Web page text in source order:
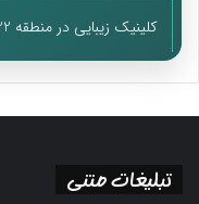
کلینیک زیبایی در منطقه 22
تبلیغات متنی